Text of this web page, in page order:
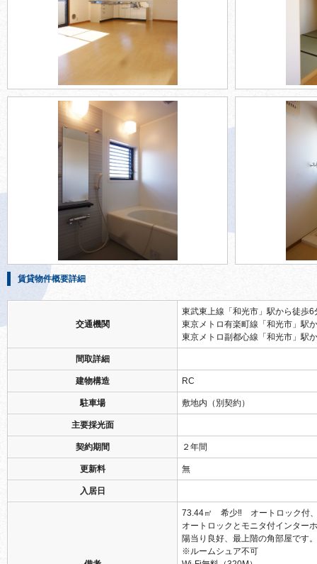
賃貸物件概要詳細
交通機関
東武東上線「和光市」駅から徒歩6
東京メトロ有楽町線「和光市」駅
東京メトロ副都心線「和光市」駅
間取詳細
建物構造 RC
駐車場 敷地内（別契約）
主要採光面
契約期間 ２年間
更新料 無
入居日
73.44㎡ 希少‼ オートロック付、
オートロックとモニタ付インター
陽当り良好、最上階の角部屋です
※ルームシュア不可